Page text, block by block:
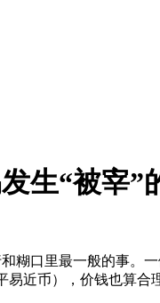
生“被宰”
口里最一般的事。一
易近币），价钱也算合